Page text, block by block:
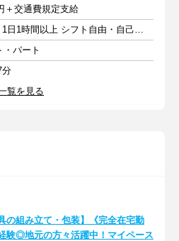
＋交通費規定支給
週1日以上 1日1時間以上 シフト自由・自己申告
・パート
分
覧を見る
の組み立て・包装】《完全在宅勤
験◎地元の方々活躍中！マイペース